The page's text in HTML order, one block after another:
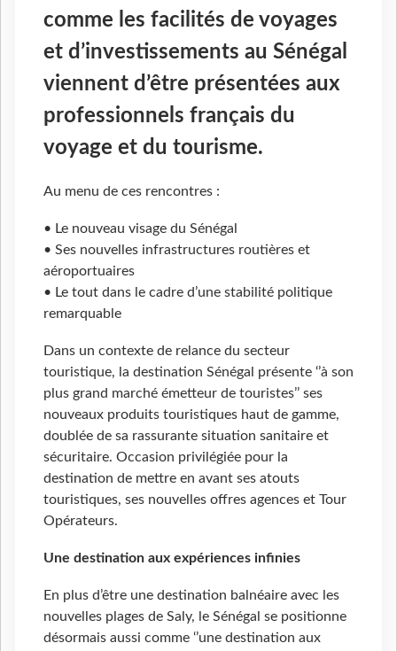
comme les facilités de voyages
et d’investissements au Sénégal
viennent d’être présentées aux
professionnels français du
voyage et du tourisme.
Au menu de ces rencontres :
• Le nouveau visage du Sénégal
• Ses nouvelles infrastructures routières et
aéroportuaires
• Le tout dans le cadre d’une stabilité politique
remarquable
Dans un contexte de relance du secteur
touristique, la destination Sénégal présente ‘’à son
plus grand marché émetteur de touristes’’ ses
nouveaux produits touristiques haut de gamme,
doublée de sa rassurante situation sanitaire et
sécuritaire. Occasion privilégiée pour la
destination de mettre en avant ses atouts
touristiques, ses nouvelles offres agences et Tour
Opérateurs.
Une destination aux expériences infinies
En plus d’être une destination balnéaire avec les
nouvelles plages de Saly, le Sénégal se positionne
désormais aussi comme ‘’une destination aux